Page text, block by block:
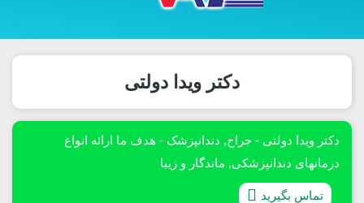
دکتر ویدا دولتی
دکتر ویدا دولتی - جراح, دندانپزشک - هدف ما ارائه انواع
درمانهای دندانپزشکی, ماندگار و زیبا
تماس بگیرید